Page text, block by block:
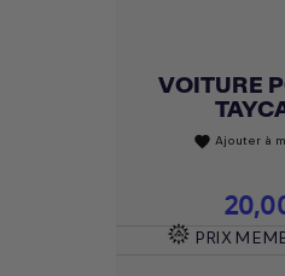
VOITURE
favorite Ajouter à
Prix
PRIX